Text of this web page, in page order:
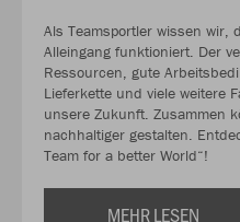
Als Teamsportler wissen wir,
Alleingang funktioniert. Der
Ressourcen, gute
Lieferkette und viele weitere
unsere Zukunft. Zusammen
nachhaltiger gestalten.
Team for a better World“!
MEHR LESEN